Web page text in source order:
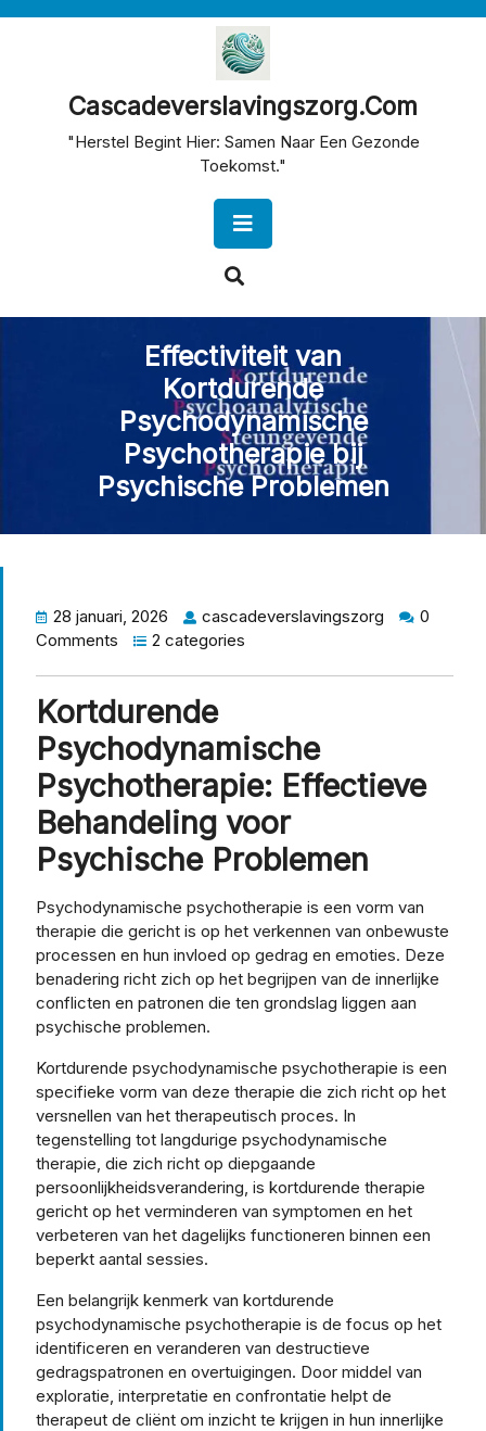
Cascadeverslavingszorg.com
"Herstel Begint Hier: Samen Naar Een Gezonde
Toekomst."
Button
Effectiviteit van
Kortdurende
Psychodynamische
Psychotherapie bij
Psychische Problemen
28 januari, 2026 cascadeverslavingszorg
0
Comments
2 categories
Kortdurende
Psychodynamische
Psychotherapie: Effectieve
Behandeling voor
Psychische Problemen
Psychodynamische psychotherapie is een vorm van
therapie die gericht is op het verkennen van onbewuste
processen en hun invloed op gedrag en emoties. Deze
benadering richt zich op het begrijpen van de innerlijke
conflicten en patronen die ten grondslag liggen aan
psychische problemen.
Kortdurende psychodynamische psychotherapie is een
specifieke vorm van deze therapie die zich richt op het
versnellen van het therapeutisch proces. In
tegenstelling tot langdurige psychodynamische
therapie, die zich richt op diepgaande
persoonlijkheidsverandering, is kortdurende therapie
gericht op het verminderen van symptomen en het
verbeteren van het dagelijks functioneren binnen een
beperkt aantal sessies.
Een belangrijk kenmerk van kortdurende
psychodynamische psychotherapie is de focus op het
identificeren en veranderen van destructieve
gedragspatronen en overtuigingen. Door middel van
exploratie, interpretatie en confrontatie helpt de
therapeut de cliënt om inzicht te krijgen in hun innerlijke